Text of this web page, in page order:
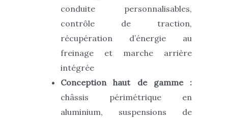
conduite personnalisables,
contrôle de traction,
récupération d’énergie au
freinage et marche arrière
intégrée
Conception haut de gamme :
châssis périmétrique en
aluminium, suspensions de